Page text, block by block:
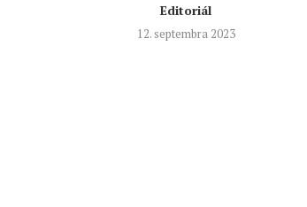
Editoriál
12. septembra 2023